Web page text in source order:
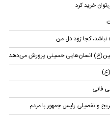
خرید کرد
کجا رَوَد دل من
انسان‌هایی حسینی پرورش می‌دهد
فانی
و تفصیلی رئیس جمهور با مردم